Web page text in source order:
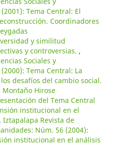
Tema Central: El
Coordinadores
y similitud
y controversias. ,
Sociales y
Tema Central: La
desafíos del cambio social.
Montaño Hirose
del Tema Central
institucional en el
, Iztapalapa Revista de
Núm. 56 (2004):
institucional en el análisis